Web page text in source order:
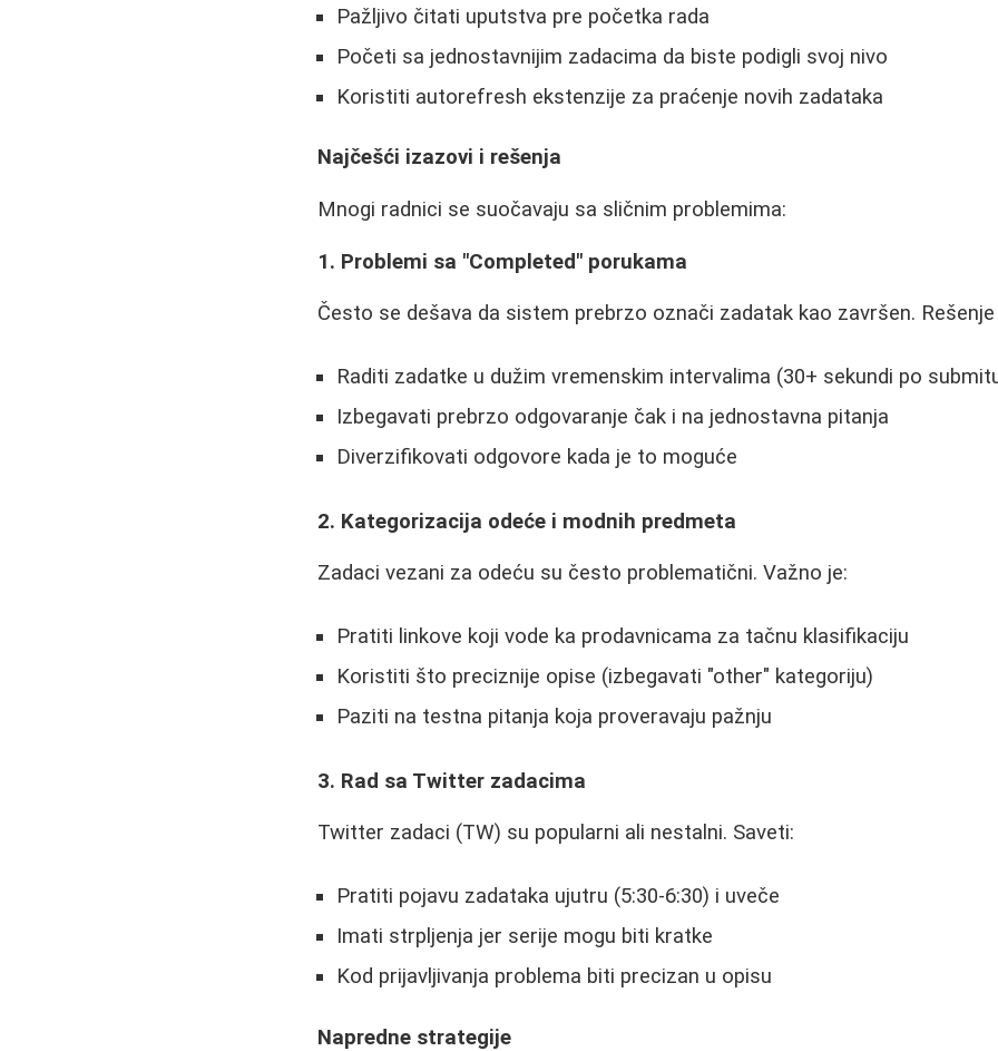
Pažljivo čitati uputstva pre početka rada
Početi sa jednostavnijim zadacima da biste podigli svoj nivo
Koristiti autorefresh ekstenzije za praćenje novih zadataka
Najčešći izazovi i rešenja
Mnogi radnici se suočavaju sa sličnim problemima:
1. Problemi sa "Completed" porukama
Često se dešava da sistem prebrzo označi zadatak kao završen. Rešenje
Raditi zadatke u dužim vremenskim intervalima (30+ sekundi po
Izbegavati prebrzo odgovaranje čak i na jednostavna pitanja
Diverzifikovati odgovore kada je to moguće
2. Kategorizacija odeće i modnih predmeta
Zadaci vezani za odeću su često problematični. Važno je:
Pratiti linkove koji vode ka prodavnicama za tačnu klasifikaciju
Koristiti što preciznije opise (izbegavati "other" kategoriju)
Paziti na testna pitanja koja proveravaju pažnju
3. Rad sa Twitter zadacima
Twitter zadaci (TW) su popularni ali nestalni. Saveti:
Pratiti pojavu zadataka ujutru (5:30-6:30) i uveče
Imati strpljenja jer serije mogu biti kratke
Kod prijavljivanja problema biti precizan u opisu
Napredne strategije